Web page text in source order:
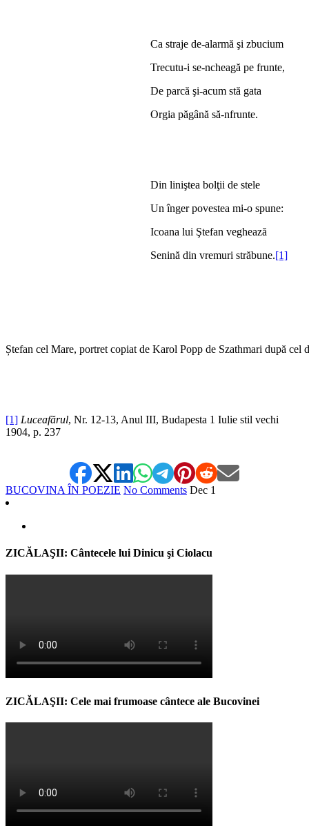
Ca straje de-alarmă şi zbucium
Trecutu-i se-ncheagă pe frunte,
De parcă şi-acum stă gata
Orgia păgână să-nfrunte.
Din liniştea bolţii de stele
Un înger povestea mi-o spune:
Icoana lui Ştefan veghează
Senină din vremuri străbune.[1]
Ștefan cel Mare, portret copiat de Karol Popp de Szathmari după cel
[1] Luceafărul, Nr. 12-13, Anul III, Budapesta 1 Iulie stil vechi
1904, p. 237
BUCOVINA ÎN POEZIE No Comments Dec 1
ZICĂLAŞII: Cântecele lui Dinicu şi Ciolacu
ZICĂLAŞII: Cele mai frumoase cântece ale Bucovinei